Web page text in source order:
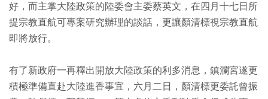
好，而主掌大陸政策的陸委會主委蔡英文，在四月十七日所
提宗教直航可專案研究辦理的談話，更讓顏清標視宗教直航
即將放行。
有了新政府一再釋出開放大陸政策的利多消息，鎮瀾宮遂更
積極準備直赴大陸進香事宜，六月二日，顏清標更委託曾振